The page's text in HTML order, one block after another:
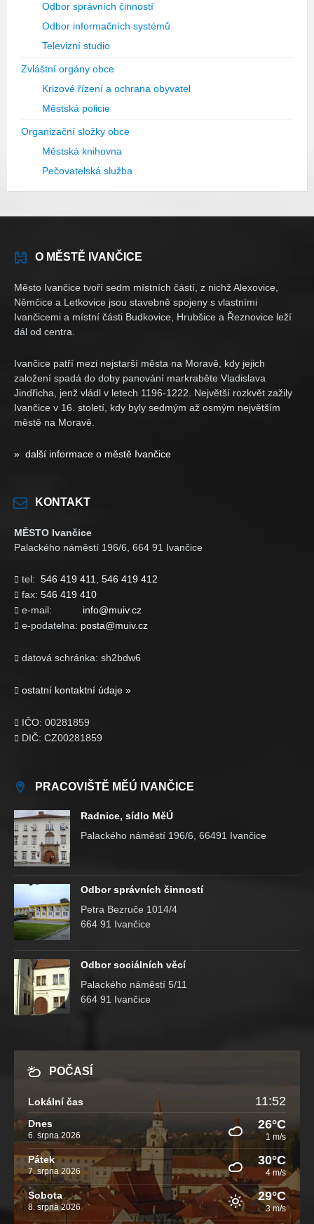
Odbor správních činností
Odbor informačních systémů
Televizní studio
Zvláštní orgány obce
Krizové řízení a ochrana obyvatel
Městská policie
Organizační složky obce
Městská knihovna
Pečovatelská služba
O MĚSTĚ IVANČICE
Město Ivančice tvoří sedm místních částí, z nichž Alexovice,
Němčice a Letkovice jsou stavebně spojeny s vlastními
Ivančicemi a místní části Budkovice, Hrubšice a Řeznovice leží
dál od centra.
Ivančice patří mezi nejstarší města na Moravě, kdy jejich
založení spadá do doby panování markraběte Vladislava
Jindřicha, jenž vládl v letech 1196-1222. Největší rozkvět zažily
Ivančice v 16. století, kdy byly sedmým až osmým největším
městě na Moravě.
» další informace o městě Ivančice
KONTAKT
MĚSTO Ivančice
Palackého náměstí 196/6, 664 91 Ivančice
 tel: 546 419 411 546 419 412
 fax: 546 419 410
 e-mail: info@muiv.cz
 e-podatelna: posta@muiv.cz
 datová schránka: sh2bdw6
 ostatní kontaktní údaje »
 IČO: 00281859
 DIČ: CZ00281859
PRACOVIŠTĚ MĚÚ IVANČICE
Radnice, sídlo MěÚ
Palackého náměstí 196/6, 66491 Ivančice
Odbor správních činností
Petra Bezruče 1014/4
664 91 Ivančice
Odbor sociálních věcí
Palackého náměstí 5/11
664 91 Ivančice
POČASÍ
Lokální čas 11:52
Dnes
6. srpna 2026
26°C
1 m/s
Pátek
7. srpna 2026
30°C
4 m/s
Sobota
8. srpna 2026
29°C
3 m/s